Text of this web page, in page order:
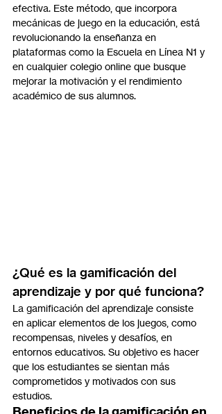
efectiva. Este método, que incorpora
mecánicas de juego en la educación, está
revolucionando la enseñanza en
plataformas como la Escuela en Línea N1 y
en cualquier colegio online que busque
mejorar la motivación y el rendimiento
académico de sus alumnos.
¿Qué es la gamificación del
aprendizaje y por qué funciona?
La gamificación del aprendizaje consiste
en aplicar elementos de los juegos, como
recompensas, niveles y desafíos, en
entornos educativos. Su objetivo es hacer
que los estudiantes se sientan más
comprometidos y motivados con sus
estudios.